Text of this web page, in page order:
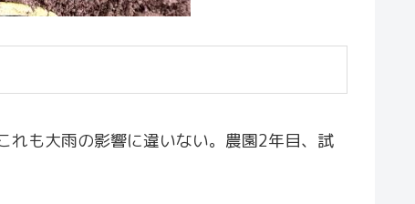
れも大雨の影響に違いない。農園2年目、試